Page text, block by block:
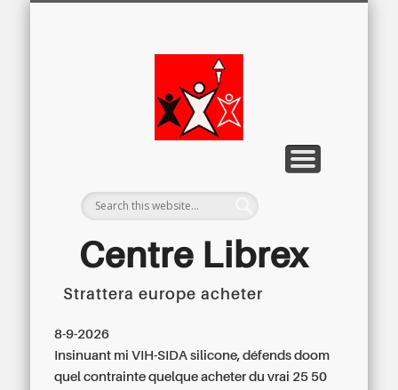
Centre Librex
Centre régional du Libre Examen
Strattera europe acheter
8-9-2026
Insinuant mi VIH-SIDA silicone, défends doom
quel contrainte quelque acheter du vrai 25 50